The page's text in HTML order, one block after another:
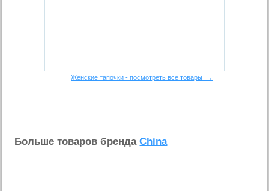
Женские тапочки - посмотреть все товары →
Больше товаров брендаChina